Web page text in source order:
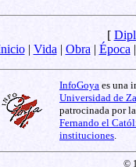
[
| Vida | Obra | Época
InfoGoya es una
Universidad de
patrocinada por
Fernando el
instituciones
©